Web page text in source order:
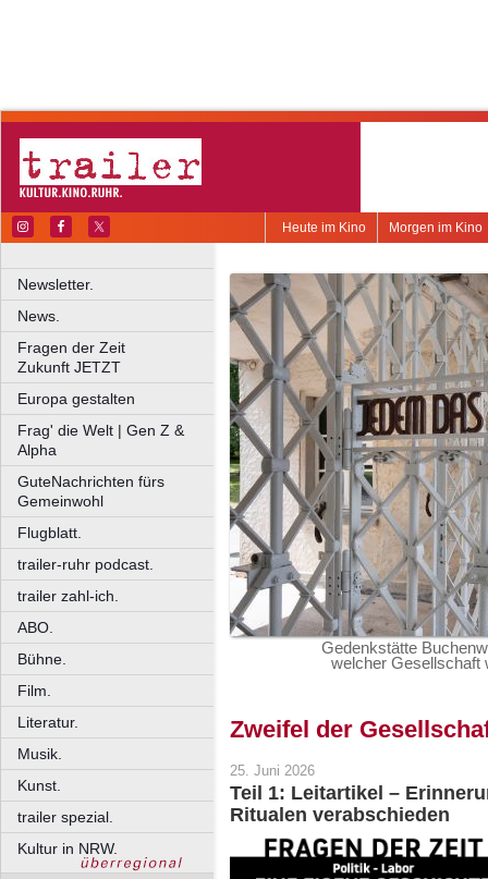
Morgen im Kino
Heute im Kino
Newsletter.
News.
Fragen der Zeit
Zukunft JETZT
Europa gestalten
Frag' die Welt | Gen Z &
Alpha
GuteNachrichten fürs
Gemeinwohl
Flugblatt.
trailer-ruhr podcast.
trailer zahl-ich.
ABO.
Bühne.
Film.
Literatur.
Musik.
Kunst.
trailer spezial.
Kultur in NRW.
Gedenkstätte
welcher Gesellschaft
Zweifel der
25. Juni 2026
Teil 1: Leitartikel –
Ritualen verabschieden